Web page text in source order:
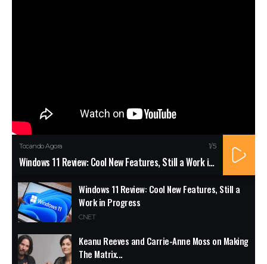
Tocando Agora 1/5
Windows 11 Review: Cool New Features, Still a Work in Progress
Windows 11 Review: Cool New Features, Still a
Work in Progress
CNET
Keanu Reeves and Carrie-Anne Moss on Making
The Matrix...